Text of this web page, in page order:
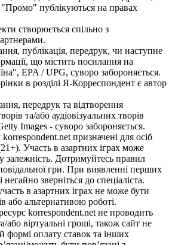
публікуються на правах
створюється спільно з
публікація, передрук, чи наступне
що містить посилання на
EPA / UPG, суворо забороняється.
в розділі Я-Корреспондент є автор
передрук та відтворення
та/або аудіовізуальних творів
Images - суворо забороняється.
призначені для осіб
Участь в азартних іграх може
залежність. Дотримуйтесь правил
гри. При виявленні перших
негайно зверніться до спеціаліста.
в азартних іграх не може бути
або альтернативою роботі.
korrespondent.net не проводить
або віртуальні гроші, також сайт не
формі оплату ставок та інших